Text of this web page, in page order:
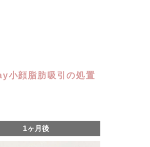
小顔脂肪吸引の処置
1ヶ月後